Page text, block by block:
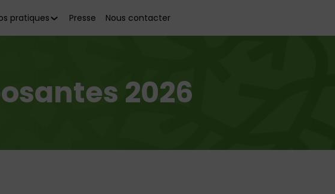
pratiques Presse Nous contacter
2026